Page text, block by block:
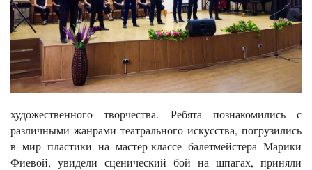
художественного творчества. Ребята познакомились с
различными жанрами театрального искусства, погрузились
в мир пластики на мастер-классе балетмейстера Марики
Фиевой, увидели сценический бой на шпагах, приняли